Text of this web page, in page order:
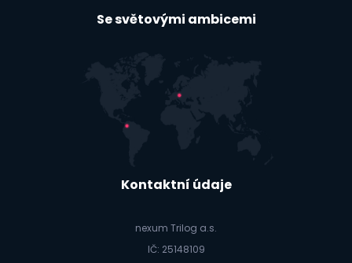
Se světovými ambicemi
Kontaktní údaje
nexum Trilog a.s.
IČ: 25148109